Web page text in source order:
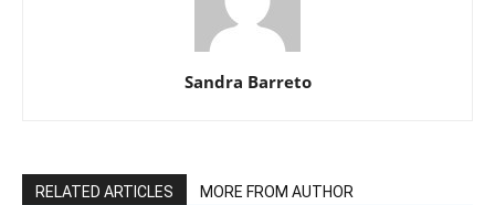
Sandra Barreto
RELATED ARTICLES MORE FROM AUTHOR